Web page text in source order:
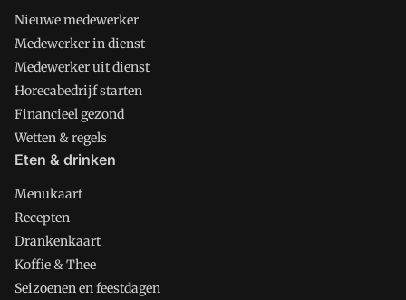
Nieuwe medewerker
Medewerker in dienst
Medewerker uit dienst
Horecabedrijf starten
Financieel gezond
Wetten & regels
Eten & drinken
Menukaart
Recepten
Drankenkaart
Koffie & Thee
Seizoenen en feestdagen